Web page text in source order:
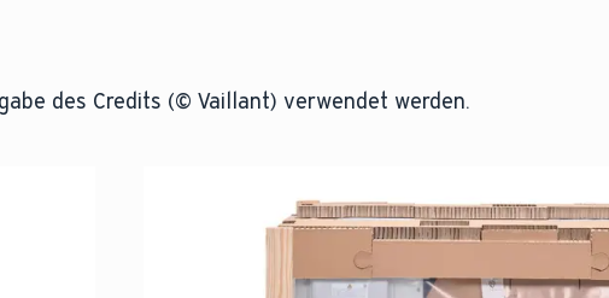
des Credits (© Vaillant) verwendet werden.